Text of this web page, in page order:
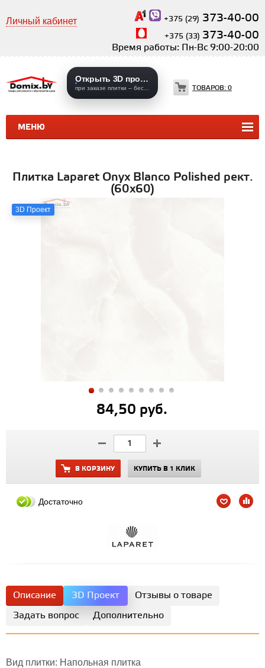
Личный кабинет +375 (29) 373-40-00
+375 (33) 373-40-00
Время работы: Пн-Вс 9:00-20:00
МЕНЮ
Открыть 3D проекты
ТОВАРОВ: 0
КЕРАМИЧЕСКАЯ ПЛИТКА
Плитка Laparet Onyx Blanco Polished рект.
(60х60)
3D Проект
84,50 руб.
В КОРЗИНУ КУПИТЬ В 1 КЛИК
Достаточно
Описание 3D Проект
Отзывы о товаре
Задать вопрос
Дополнительно
Вид плитки: Напольная плитка